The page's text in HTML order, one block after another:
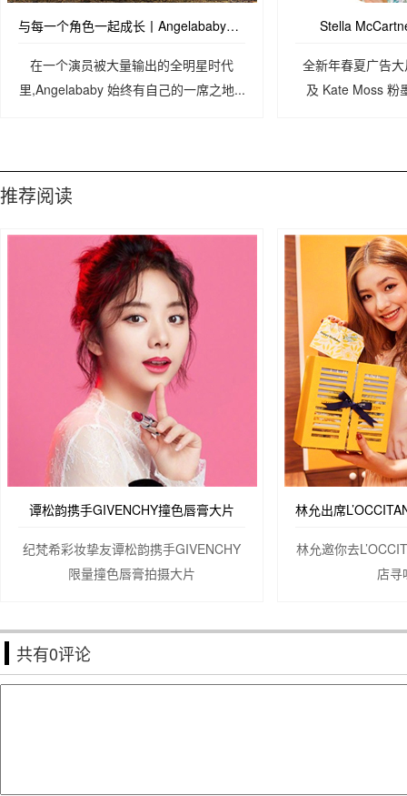
与每一个角色一起成长丨Angelababy复古风登时尚刊物
在一个演员被大量输出的全明星时代
里,Angelababy 始终有自己的一席之地...
Stella
全新年春夏广告
及 Kate Moss 粉
推荐阅读
谭松韵携手GIVENCHY撞色唇膏大片
纪梵希彩妆挚友谭松韵携手GIVENCHY
限量撞色唇膏拍摄大片
林允邀你去
店寻
共有0评论